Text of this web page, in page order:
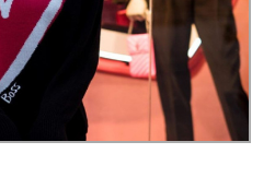
バイマ活動の疑問に売れっ子現役バイヤーが答えてみた
た！